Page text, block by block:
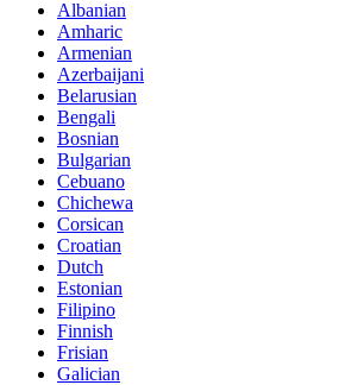
Albanian
Amharic
Armenian
Azerbaijani
Belarusian
Bengali
Bosnian
Bulgarian
Cebuano
Chichewa
Corsican
Croatian
Dutch
Estonian
Filipino
Finnish
Frisian
Galician